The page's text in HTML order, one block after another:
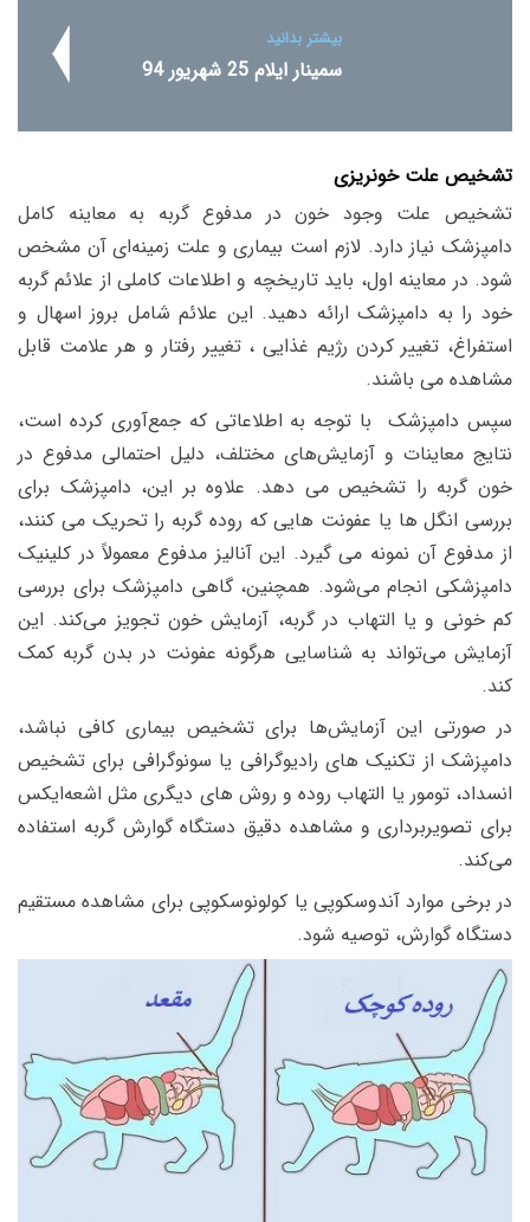
بیشتر بدانید
سمینار ایلام 25 شهریور 94
تشخیص علت خونریزی
تشخیص علت وجود خون در مدفوع گربه به معاینه کامل
دامپزشک نیاز دارد. لازم است بیماری و علت زمینه‌ای آن مشخص
شود. در معاینه اول، باید تاریخچه و اطلاعات کاملی از علائم گربه
خود را به دامپزشک ارائه دهید. این علائم شامل بروز اسهال و
استفراغ، تغییر کردن رژیم غذایی ، تغییر رفتار و هر علامت قابل
مشاهده می باشند.
سپس دامپزشک با توجه به اطلاعاتی که جمع‌آوری‌ کرده است،
نتایج معاینات و آزمایش‌های مختلف، دلیل احتمالی مدفوع در
خون گربه را تشخیص می دهد. علاوه‌ بر این، دامپزشک برای
بررسی انگل ‌ها یا عفونت هایی که روده گربه را تحریک می کنند،
از مدفوع آن نمونه می‌ گیرد. این آنالیز مدفوع معمولاً در کلینیک
دامپزشکی انجام می‌شود. همچنین، گاهی دامپزشک برای بررسی
کم خونی و یا التهاب در گربه، آزمایش خون تجویز می‌کند. این
آزمایش می‌تواند به شناسایی هرگونه عفونت در بدن گربه کمک
کند.
در صورتی این آزمایش‌ها برای تشخیص بیماری کافی نباشد،
دامپزشک از تکنیک های رادیوگرافی یا سونوگرافی برای تشخیص
انسداد، تومور یا التهاب روده و روش های دیگری مثل اشعه‌ایکس
برای تصویربرداری و مشاهده دقیق دستگاه گوارش گربه استفاده
می‌کند.
در برخی موارد آندوسکوپی یا کولونوسکوپی برای مشاهده مستقیم
دستگاه گوارش، توصیه شود.